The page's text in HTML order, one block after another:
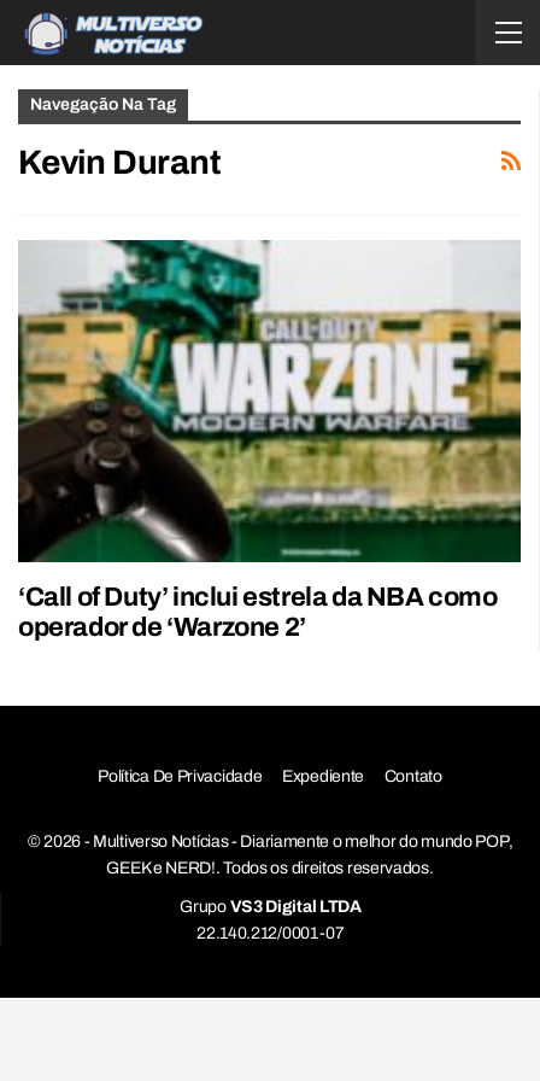
Navegação Na Tag
Kevin Durant
‘Call of Duty’ inclui estrela da NBA como
operador de ‘Warzone 2’
Política De Privacidade Expediente Contato
© 2026 - Multiverso Notícias - Diariamente o melhor do mundo POP,
GEEK e NERD!. Todos os direitos reservados.
Grupo VS3 Digital LTDA
22.140.212/0001-07